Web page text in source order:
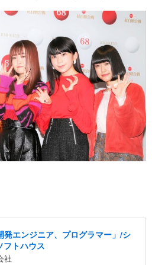
エンジニア、プログラマー」/シ
フトハウス
社